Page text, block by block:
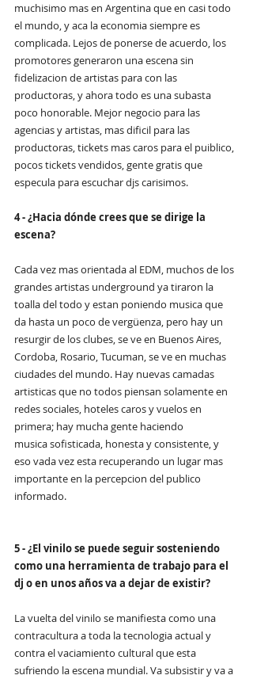
muchisimo mas en Argentina que en casi todo
el mundo, y aca la economia siempre es
complicada. Lejos de ponerse de acuerdo, los
promotores generaron una escena sin
fidelizacion de artistas para con las
productoras, y ahora todo es una subasta
poco honorable. Mejor negocio para las
agencias y artistas, mas dificil para las
productoras, tickets mas caros para el puiblico,
pocos tickets vendidos, gente gratis que
especula para escuchar djs carisimos.
4 - ¿Hacia dónde crees que se dirige la
escena?
Cada vez mas orientada al EDM, muchos de los
grandes artistas underground ya tiraron la
toalla del todo y estan poniendo musica que
da hasta un poco de vergüenza, pero hay un
resurgir de los clubes, se ve en Buenos Aires,
Cordoba, Rosario, Tucuman, se ve en muchas
ciudades del mundo. Hay nuevas camadas
artisticas que no todos piensan solamente en
redes sociales, hoteles caros y vuelos en
primera; hay mucha gente haciendo
musica sofisticada, honesta y consistente, y
eso vada vez esta recuperando un lugar mas
importante en la percepcion del publico
informado.
5 - ¿El vinilo se puede seguir sosteniendo
como una herramienta de trabajo para el
dj o en unos años va a dejar de existir?
La vuelta del vinilo se manifiesta como una
contracultura a toda la tecnologia actual y
contra el vaciamiento cultural que esta
sufriendo la escena mundial. Va subsistir y va a